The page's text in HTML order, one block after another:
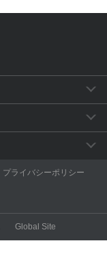
プライバシーポリシー
Global Site